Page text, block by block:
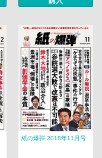
紙の爆弾 2018年11月号